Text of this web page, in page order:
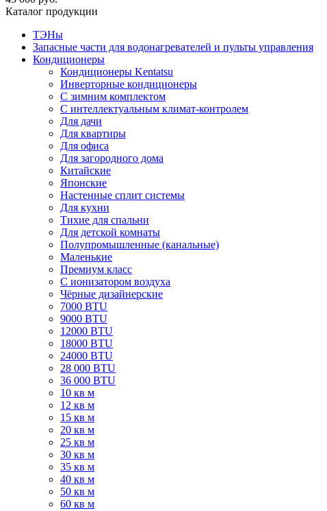
Каталог продукции
ТЭНы
Запасные части для водонагревателей и пульты управления
Кондиционеры
Кондиционеры Kentatsu
Инверторные кондиционеры
С зимним комплектом
С интеллектуальным климат-контролем
Для дачи
Для квартиры
Для офиса
Для загородного дома
Китайские
Японские
Настенные сплит системы
Для кухни
Тихие для спальни
Для детской комнаты
Полупромышленные (канальные)
Маленькие
Премиум класс
C ионизатором воздуха
Чёрные дизайнерские
7000 BTU
9000 BTU
12000 BTU
18000 BTU
24000 BTU
28 000 BTU
36 000 BTU
10 кв м
12 кв м
15 кв м
20 кв м
25 кв м
30 кв м
35 кв м
40 кв м
50 кв м
60 кв м